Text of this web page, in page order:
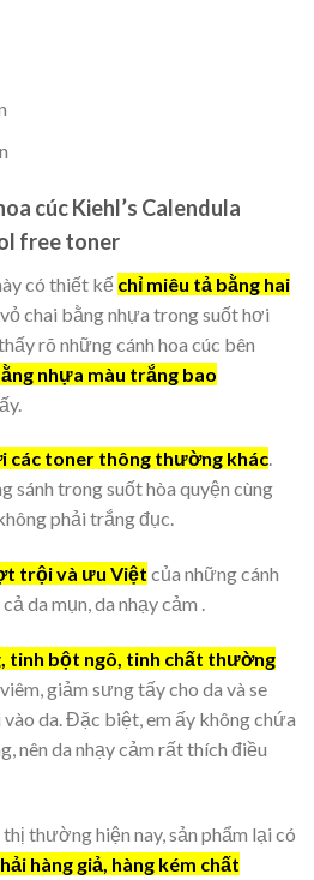
cúc Kiehl’s Calendula
free toner
có thiết kế chỉ miêu tả bằng hai
vỏ chai bằng nhựa trong suốt hơi
rõ những cánh hoa cúc bên
nhựa màu trắng bao
các toner thông thường khác.
sánh trong suốt hòa quyện cùng
phải trắng đục.
trội và ưu Việt của những cánh
da mụn, da nhạy cảm .
tinh bột ngô, tinh chất thường
giảm sưng tấy cho da và se
vào da. Đặc biệt, em ấy không chứa
nên da nhạy cảm rất thích điều
thường hiện nay, sản phẩm lại có
hàng giả, hàng kém chất